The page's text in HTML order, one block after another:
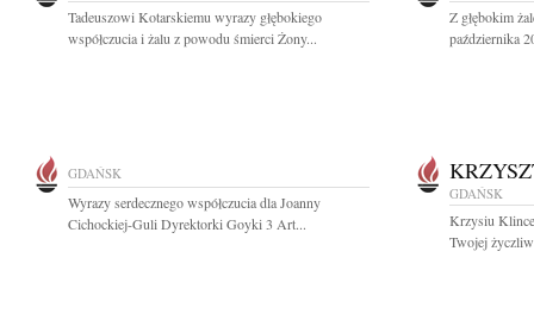
Tadeuszowi Kotarskiemu wyrazy głębokiego
współczucia i żalu z powodu śmierci Żony...
Z głębokim
października
GDAŃSK
Wyrazy serdecznego współczucia dla Joanny
Cichockiej-Guli Dyrektorki Goyki 3 Art...
GDAŃSK
Krzysiu
Twojej